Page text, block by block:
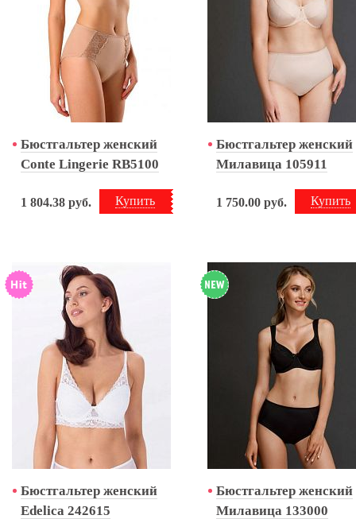
Бюстгальтер женский
Conte Lingerie RB5100
Купить
1 804.38 руб.
Бюстгальтер женский
Милавица 105911
Купить
1 750.00 руб.
Бюстгальтер женский
Edelica 242615
Бюстгальтер женский
Милавица 133000